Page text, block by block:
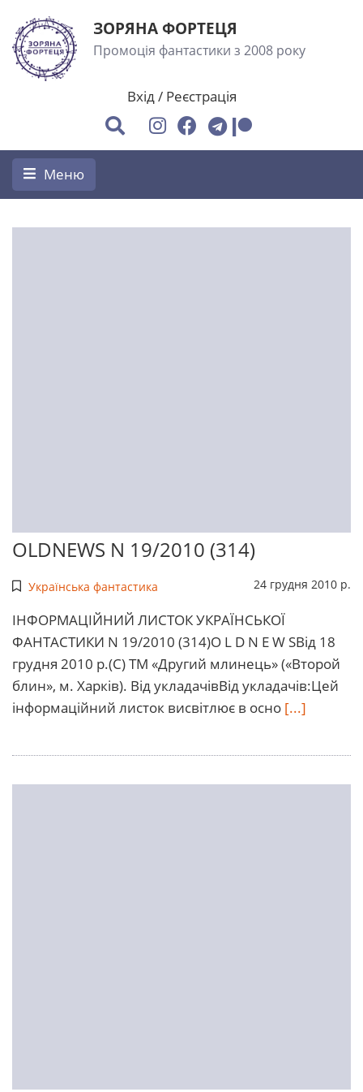
ЗОРЯНА ФОРТЕЦЯ
Промоція фантастики з 2008 року
Вхід/ Реєстрація
Меню
OLDNEWS N 19/2010 (314)
Українська фантастика 24 грудня 2010 р.
ІHФОРМАЦІЙНИЙ ЛИСТОК УКРАЇHСЬКОЇ
ФАHТАСТИКИ N 19/2010 (314)O L D N E W SВід 18
грудня 2010 р.(С) ТМ «Другий млинець» («Второй
блин», м. Харків). Від укладачівВід укладачів:Цей
інформаційний листок висвітлює в осно [...]